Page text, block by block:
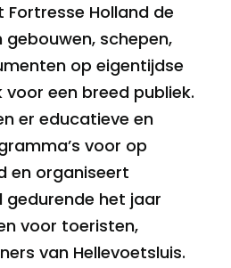
Holland de
schepen,
op eigentijdse
een breed publiek.
er educatieve en
voor op
en organiseert
gedurende het jaar
voor toeristen,
van Hellevoetsluis.